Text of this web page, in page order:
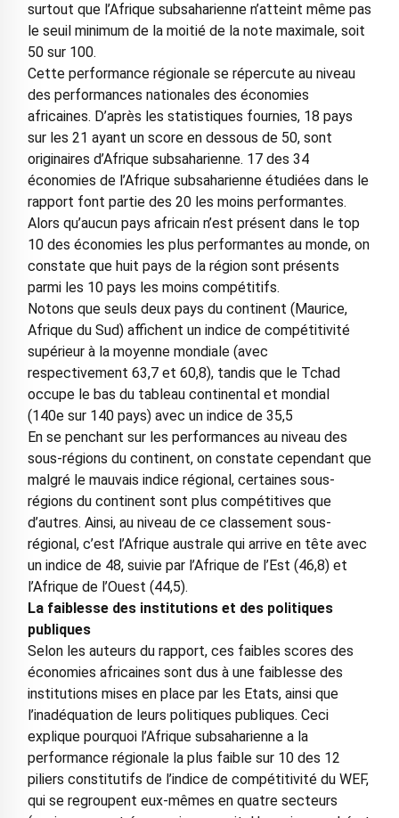
surtout que l’Afrique subsaharienne n’atteint même pas
le seuil minimum de la moitié de la note maximale, soit
50 sur 100.
Cette performance régionale se répercute au niveau
des performances nationales des économies
africaines. D’après les statistiques fournies, 18 pays
sur les 21 ayant un score en dessous de 50, sont
originaires d’Afrique subsaharienne. 17 des 34
économies de l’Afrique subsaharienne étudiées dans le
rapport font partie des 20 les moins performantes.
Alors qu’aucun pays africain n’est présent dans le top
10 des économies les plus performantes au monde, on
constate que huit pays de la région sont présents
parmi les 10 pays les moins compétitifs.
Notons que seuls deux pays du continent (Maurice,
Afrique du Sud) affichent un indice de compétitivité
supérieur à la moyenne mondiale (avec
respectivement 63,7 et 60,8), tandis que le Tchad
occupe le bas du tableau continental et mondial
(140e sur 140 pays) avec un indice de 35,5
En se penchant sur les performances au niveau des
sous-régions du continent, on constate cependant que
malgré le mauvais indice régional, certaines sous-
régions du continent sont plus compétitives que
d’autres. Ainsi, au niveau de ce classement sous-
régional, c’est l’Afrique australe qui arrive en tête avec
un indice de 48, suivie par l’Afrique de l’Est (46,8) et
l’Afrique de l’Ouest (44,5).
La faiblesse des institutions et des politiques
publiques
Selon les auteurs du rapport, ces faibles scores des
économies africaines sont dus à une faiblesse des
institutions mises en place par les Etats, ainsi que
l’inadéquation de leurs politiques publiques. Ceci
explique pourquoi l’Afrique subsaharienne a la
performance régionale la plus faible sur 10 des 12
piliers constitutifs de l’indice de compétitivité du WEF,
qui se regroupent eux-mêmes en quatre secteurs